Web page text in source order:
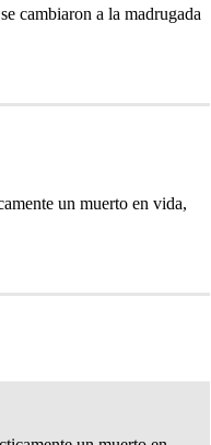
cambiaron a la madrugada
un muerto en vida,